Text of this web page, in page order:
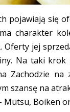
pojawiają się
charakter
jej
Na taki krok
na
szansę na
Boiken